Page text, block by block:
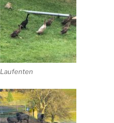
Laufenten